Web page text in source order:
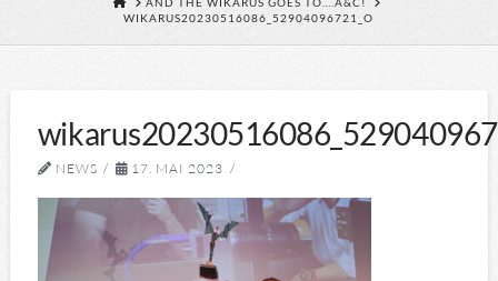
CONSULTING
GMBH
WIKARUS20230516086_52904096721_O
NEWS 17. MAI 2023